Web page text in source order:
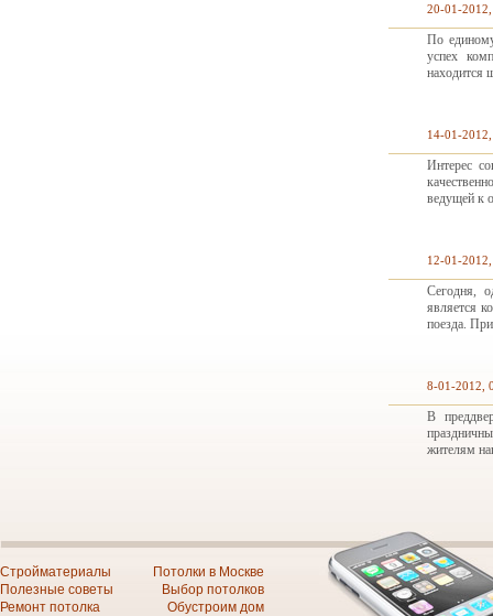
20-01-
По
успех
находится
14-01-
Интерес
ведущей к
12-01-
Сегодня,
является
поезда.
8-01-2012,
В
жителям
Стройматериалы
Полезные советы
Ремонт потолка
Потолки в Москве
Выбор потолков
Обустроим дом